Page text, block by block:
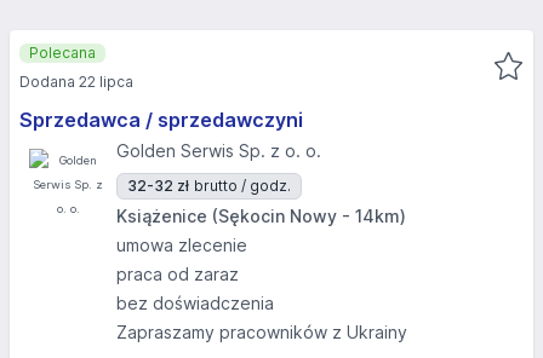
Sprzedawca / sprzedawczyni
Golden Serwis Sp. z o. o.
32-32 zł brutto / godz.
Książenice (Sękocin Nowy - 14km)
umowa zlecenie
praca od zaraz
bez doświadczenia
Zapraszamy pracowników z Ukrainy
Polecana
Dodana 22 lipca